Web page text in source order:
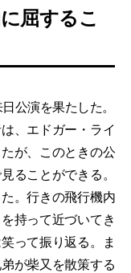
屈するこ
公演を果たした。
、エドガー・ライ
が、このときの公
ることができる。
。行きの飛行機内
持って近づいてき
って振り返る。ま
が柴又を散策する